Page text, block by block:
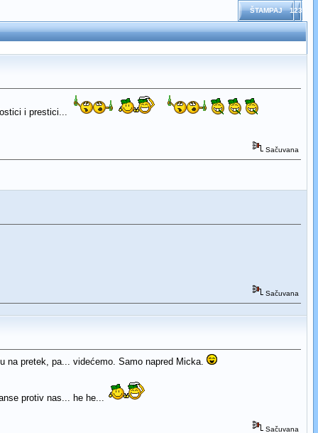
ŠTAMPAJ 123
i prestici...
Sačuvana
Sačuvana
na pretek, pa... videćemo. Samo napred Micka.
protiv nas... he he...
Sačuvana